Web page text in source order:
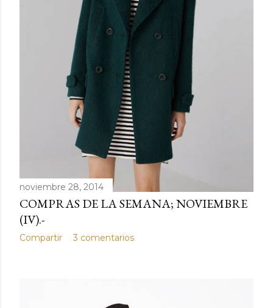
noviembre 28, 2014
COMPRAS DE LA SEMANA; NOVIEMBRE
(IV).-
Compartir 3 comentarios